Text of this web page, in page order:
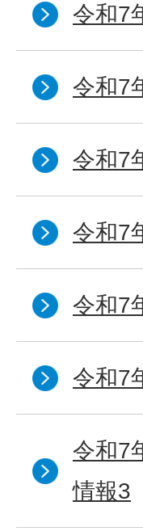
令和7
令和7
令和7
令和7
令和7
令和7
令和7
情報3